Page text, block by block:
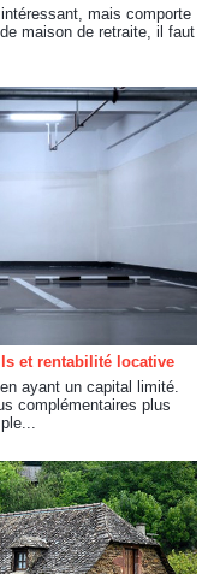
mais comporte
maison de retraite, il faut
et rentabilité locative
ayant un capital limité.
complémentaires plus